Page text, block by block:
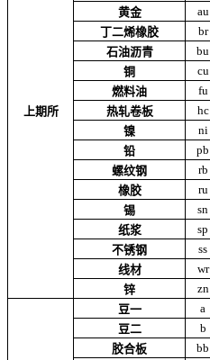
上期所
黄金
au
丁二烯橡胶
br
石油沥青
bu
铜
cu
燃料油
fu
热轧卷板
hc
镍
ni
铅
pb
螺纹钢
rb
橡胶
ru
锡
sn
纸浆
sp
不锈钢
ss
线材
wr
锌
zn
豆一 a
豆二
b
胶合板
bb